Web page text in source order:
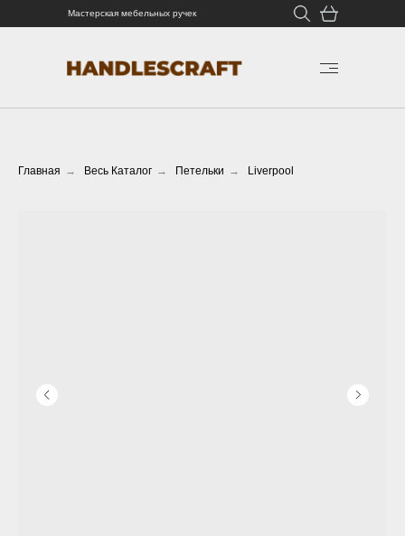
Мастерская мебельных ручек
Главная → Весь Каталог → Петельки → Liverpool